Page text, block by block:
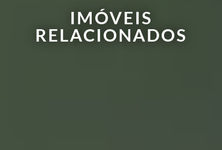
IMÓVEIS
RELACIONADOS